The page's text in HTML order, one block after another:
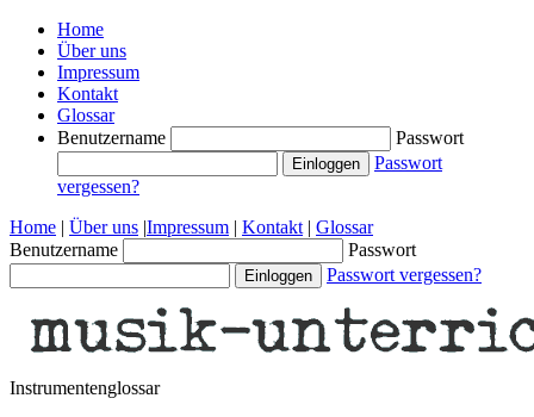
Home
Über uns
Impressum
Kontakt
Glossar
Benutzername
Passwort
Passwort
vergessen?
Home | Über uns |Impressum | Kontakt | Glossar
Benutzername
Passwort
Passwort vergessen?
Instrumentenglossar